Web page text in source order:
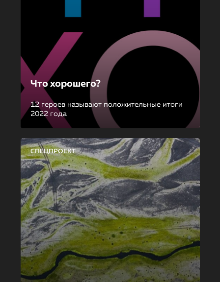
Что хорошего?
12 героев называют положительные итоги
2022 года
СПЕЦПРОЕКТ